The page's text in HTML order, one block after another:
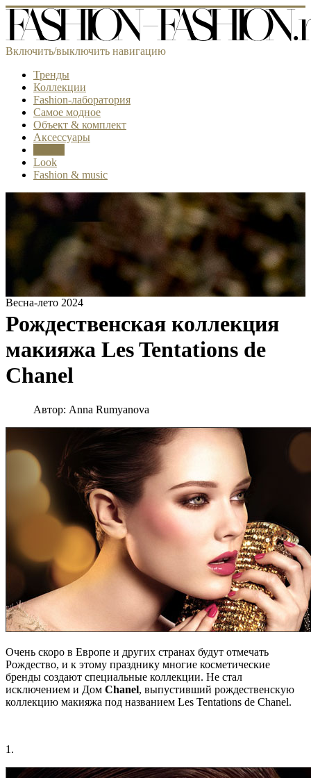
Включить/выключить навигацию
Тренды
Коллекции
Fashion-лаборатория
Самое модное
Объект & комплект
Аксессуары
Look
Fashion & music
Весна-лето 2024
Рождественская коллекция
макияжа Les Tentations de
Chanel
Автор: Anna Rumyanova
Очень скоро в Европе и других странах будут отмечать
Рождество, и к этому празднику многие косметические
бренды создают специальные коллекции. Не стал
исключением и Дом Chanel, выпустивший рождественскую
коллекцию макияжа под названием Les Tentations de Chanel.
1.